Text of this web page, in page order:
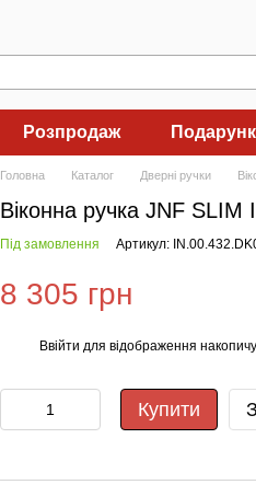
Розпродаж
Головна Каталог Дверні ручки
Віконна ручка JNF
Під замовлення Артикул:
8 305 грн
Ввійти для відображення
Купити